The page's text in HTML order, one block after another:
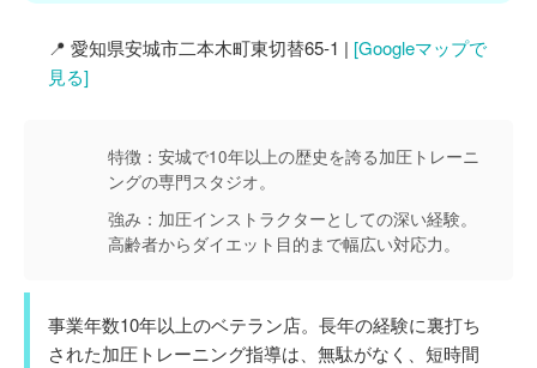
📍 愛知県安城市二本木町東切替65-1 | [Googleマップで
見る]
特徴： 安城で10年以上の歴史を誇る加圧トレーニ
ングの専門スタジオ。
強み： 加圧インストラクターとしての深い経験。
高齢者からダイエット目的まで幅広い対応力。
事業年数10年以上のベテラン店。長年の経験に裏打ち
された加圧トレーニング指導は、無駄がなく、短時間